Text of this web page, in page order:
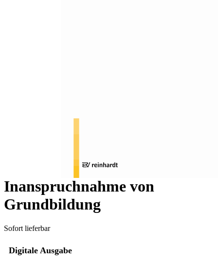
(Wieder-)Entdecken formellen
Erwachsener zur
Inanspruchnahme von
Grundbildung
Sofort lieferbar
Digitale Ausgabe